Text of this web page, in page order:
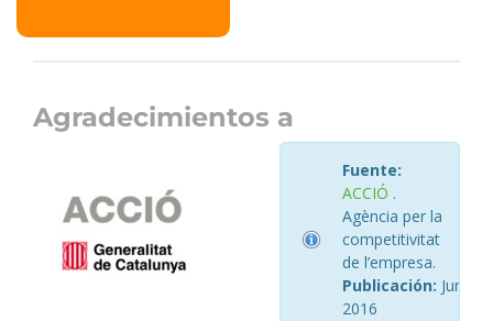
Agradecimientos a
Fuente:
ACCIÓ .
Agència per la
competitivitat
de l’empresa.
Publicación: Junio
2016